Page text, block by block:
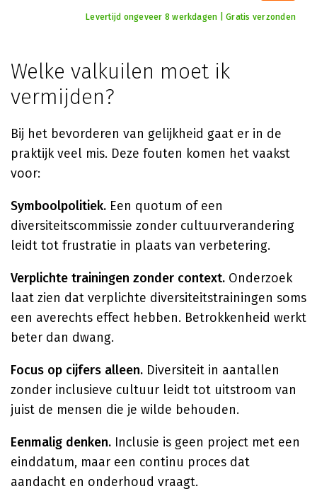
Levertijd ongeveer 8 werkdagen | Gratis verzonden
Welke valkuilen moet ik
vermijden?
Bij het bevorderen van gelijkheid gaat er in de
praktijk veel mis. Deze fouten komen het vaakst
voor:
Symboolpolitiek. Een quotum of een
diversiteitscommissie zonder cultuurverandering
leidt tot frustratie in plaats van verbetering.
Verplichte trainingen zonder context. Onderzoek
laat zien dat verplichte diversiteitstrainingen soms
een averechts effect hebben. Betrokkenheid werkt
beter dan dwang.
Focus op cijfers alleen. Diversiteit in aantallen
zonder inclusieve cultuur leidt tot uitstroom van
juist de mensen die je wilde behouden.
Eenmalig denken. Inclusie is geen project met een
einddatum, maar een continu proces dat
aandacht en onderhoud vraagt.